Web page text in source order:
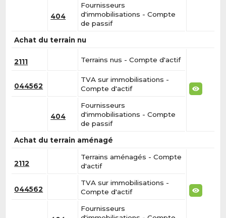
404
Fournisseurs
d'immobilisations - Compte
de passif
Achat du terrain nu
2111 Terrains nus - Compte d'actif
044562
TVA sur immobilisations -
Compte d'actif
404
Fournisseurs
d'immobilisations - Compte
de passif
Achat du terrain aménagé
2112
Terrains aménagés - Compte
d'actif
044562
TVA sur immobilisations -
Compte d'actif
Fournisseurs